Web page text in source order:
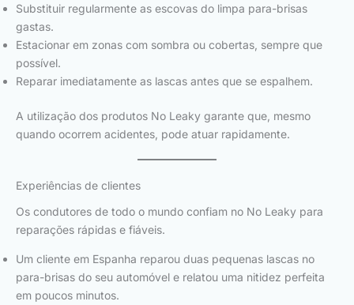
Substituir regularmente as escovas do limpa para-brisas
gastas.
Estacionar em zonas com sombra ou cobertas, sempre que
possível.
Reparar imediatamente as lascas antes que se espalhem.
A utilização dos produtos No Leaky garante que, mesmo
quando ocorrem acidentes, pode atuar rapidamente.
Experiências de clientes
Os condutores de todo o mundo confiam no No Leaky para
reparações rápidas e fiáveis.
Um cliente em Espanha reparou duas pequenas lascas no
para-brisas do seu automóvel e relatou uma nitidez perfeita
em poucos minutos.